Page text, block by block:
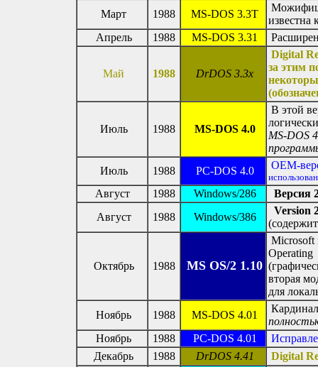
Март
1988 MS-DOS 3.3T
известна
Апрель
1988 MS-DOS 3.31
Май 1988 DrDOS 3.3x
Digital
за этим
Июль 1988 MS-DOS 4.0
В этой
MS-DOS
Июль
1988 PC-DOS 4.0 OEM-
Август 1988 Windows/286
Версия
Август
1988 Windows/386
Version
Октябрь 1988 MS OS/2 1.10
Microsoft
Operating
вторая
для
Ноябрь
1988 MS-DOS 4.01
Ноябрь
1988 PC-DOS 4.01
Декабрь
1988 DrDOS 4.41 Digital